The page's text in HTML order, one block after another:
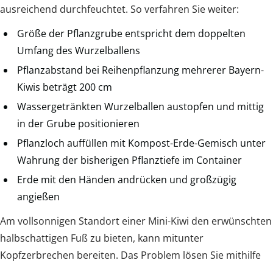
ausreichend durchfeuchtet. So verfahren Sie weiter:
Größe der Pflanzgrube entspricht dem doppelten
Umfang des Wurzelballens
Pflanzabstand bei Reihenpflanzung mehrerer Bayern-
Kiwis beträgt 200 cm
Wassergetränkten Wurzelballen austopfen und mittig
in der Grube positionieren
Pflanzloch auffüllen mit Kompost-Erde-Gemisch unter
Wahrung der bisherigen Pflanztiefe im Container
Erde mit den Händen andrücken und großzügig
angießen
Am vollsonnigen Standort einer Mini-Kiwi den erwünschten
halbschattigen Fuß zu bieten, kann mitunter
Kopfzerbrechen bereiten. Das Problem lösen Sie mithilfe